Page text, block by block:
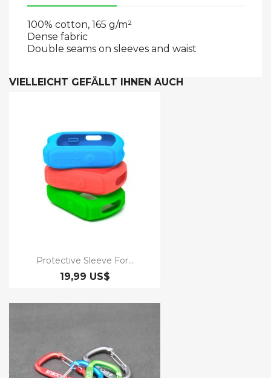
100% cotton, 165 g/m²
Dense fabric
Double seams on sleeves and waist
VIELLEICHT GEFÄLLT IHNEN AUCH
Protective Sleeve For...
19,99 US$